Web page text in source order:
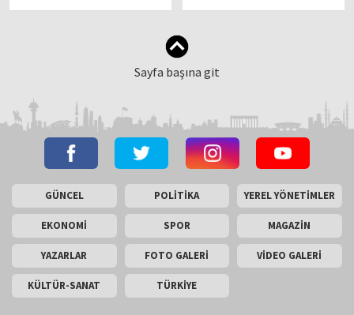
Sayfa başına git
GÜNCEL POLİTİKA YEREL YÖNETİMLER
EKONOMİ SPOR MAGAZİN
YAZARLAR FOTO GALERİ VİDEO GALERİ
KÜLTÜR-SANAT TÜRKİYE